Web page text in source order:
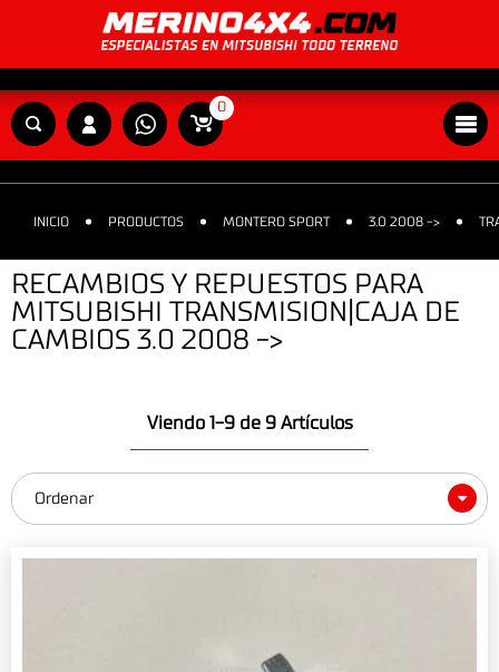
0
INICIO PRODUCTOS MONTERO SPORT 3.0 2008 ->
RECAMBIOS Y REPUESTOS PARA
MITSUBISHI TRANSMISION|CAJA DE
CAMBIOS 3.0 2008 ->
Viendo 1-9 de 9 Artículos
Ordenar